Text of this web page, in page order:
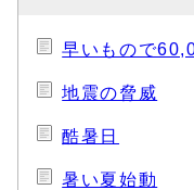
早いもので
地震の脅威
酷暑日
暑い夏始動